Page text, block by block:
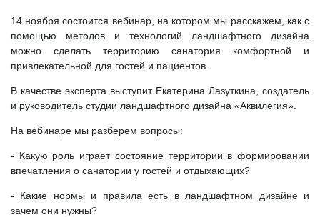
14 ноября состоится вебинар, на котором мы расскажем, как с
помощью методов и технологий ландшафтного дизайна
можно сделать территорию санатория комфортной и
привлекательной для гостей и пациентов.
В качестве эксперта выступит Екатерина Лазуткина, создатель
и руководитель студии ландшафтного дизайна «Аквилегия».
На вебинаре мы разберем вопросы:
- Какую роль играет состояние территории в формировании
впечатления о санатории у гостей и отдыхающих?
- Какие нормы и правила есть в ландшафтном дизайне и
зачем они нужны?